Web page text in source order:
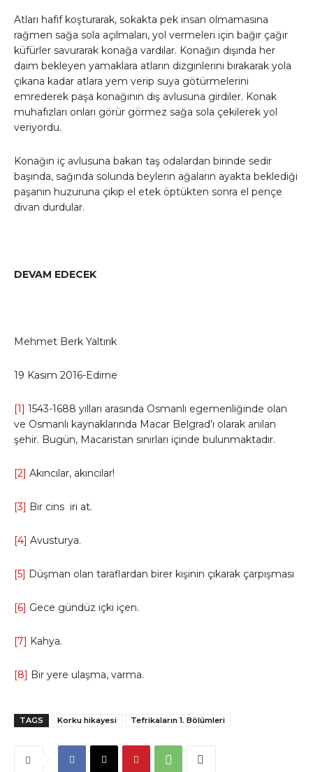
Atları hafif koşturarak, sokakta pek insan olmamasına
rağmen sağa sola açılmaları, yol vermeleri için bağır çağır
küfürler savurarak konağa vardılar. Konağın dışında her
daim bekleyen yamaklara atların dizginlerini bırakarak yola
çıkana kadar atlara yem verip suya götürmelerini
emrederek paşa konağının dış avlusuna girdiler. Konak
muhafızları onları görür görmez sağa sola çekilerek yol
veriyordu.
Konağın iç avlusuna bakan taş odalardan birinde sedir
başında, sağında solunda beylerin ağaların ayakta beklediği
paşanın huzuruna çıkıp el etek öptükten sonra el pençe
divan durdular.
DEVAM EDECEK
Mehmet Berk Yaltırık
19 Kasım 2016-Edirne
[1] 1543-1688 yılları arasında Osmanlı egemenliğinde olan
ve Osmanlı kaynaklarında Macar Belgrad’ı olarak anılan
şehir. Bugün, Macaristan sınırları içinde bulunmaktadır.
[2] Akıncılar, akıncılar!
[3] Bir cins iri at.
[4] Avusturya.
[5] Düşman olan taraflardan birer kişinin çıkarak çarpışması
[6] Gece gündüz içki içen.
[7] Kahya.
[8] Bir yere ulaşma, varma.
TAGS Korku hikayesi Tefrikaların 1. Bölümleri